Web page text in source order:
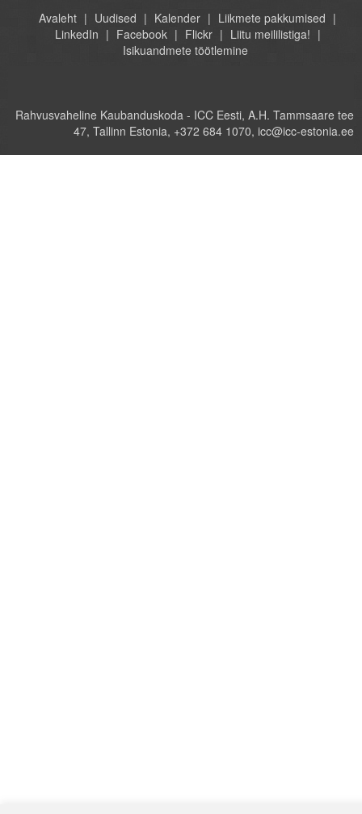
Avaleht Uudised Kalender
Liikmete pakkumised
LinkedIn
Facebook Flickr
Liitu meililistiga!
Isikuandmete töötlemine
Rahvusvaheline Kaubanduskoda - ICC Eesti, A.H. Tammsaare tee
47, Tallinn Estonia, +372 684 1070, icc@icc-estonia.ee